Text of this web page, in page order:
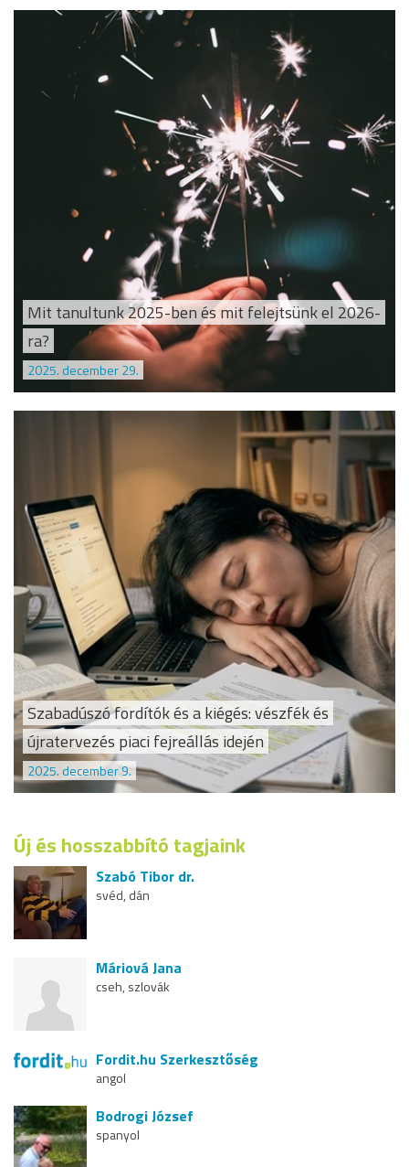
Mit tanultunk 2025-ben és mit felejtsünk el 2026-
ra?
2025. december 29.
Szabadúszó fordítók és a kiégés: vészfék és
újratervezés piaci fejreállás idején
2025. december 9.
Új és hosszabbító tagjaink
Szabó Tibor dr.
svéd, dán
Máriová Jana
cseh, szlovák
Fordit.hu Szerkesztőség
angol
Bodrogi József
spanyol